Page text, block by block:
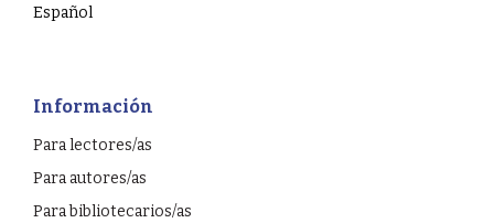
Español
Información
Para lectores/as
Para autores/as
Para bibliotecarios/as